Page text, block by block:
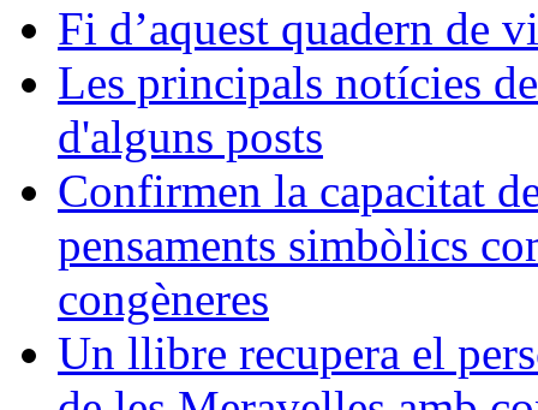
Fi d’aquest quadern de
Les principals notícies
d'alguns posts
Confirmen la capacitat
pensaments simbòlics
congèneres
Un llibre recupera el